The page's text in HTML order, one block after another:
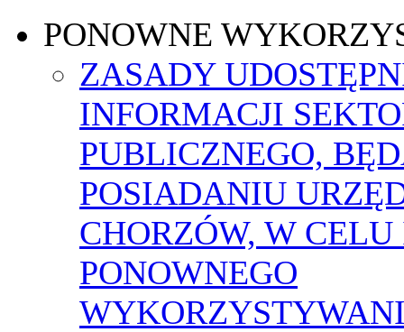
PONOWNE
ZASADY
INFORMACJI
PUBLICZNEGO,
POSIADANIU
CHORZÓW, W
PONOWNEGO